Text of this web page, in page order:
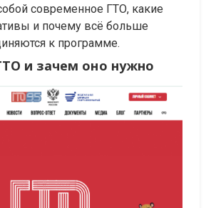
современное ГТО, какие
и почему всё больше
к программе.
и зачем оно нужно